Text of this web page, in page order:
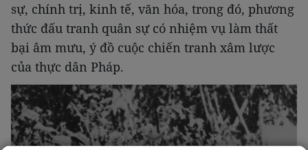
sự, chính trị, kinh tế, văn hóa, trong đó, phương
thức đấu tranh quân sự có nhiệm vụ làm thất
bại âm mưu, ý đồ cuộc chiến tranh xâm lược
của thực dân Pháp.